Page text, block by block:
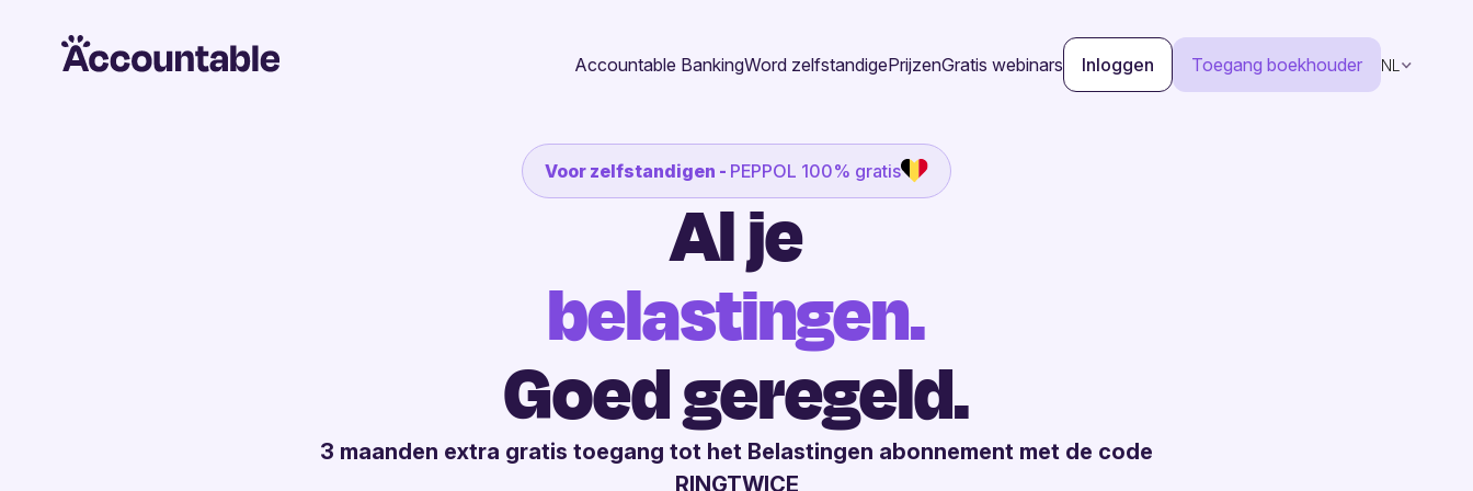
Accountable BankingWord zelfstandigePrijzenGratis webinars Inloggen Toegang boekhouder NL
Voor zelfstandigen - PEPPOL 100% gratis
Al je
belastingen.
Goed geregeld.
3 maanden extra gratis toegang tot het Belastingen abonnement met de code
RINGTWICE